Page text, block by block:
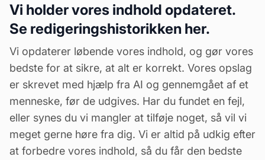
Vi holder vores indhold opdateret.
Se redigeringshistorikken her.
Vi opdaterer løbende vores indhold, og gør vores
bedste for at sikre, at alt er korrekt. Vores opslag
er skrevet med hjælp fra AI og gennemgået af et
menneske, før de udgives. Har du fundet en fejl,
eller synes du vi mangler at tilføje noget, så vil vi
meget gerne høre fra dig. Vi er altid på udkig efter
at forbedre vores indhold, så du får den bedste